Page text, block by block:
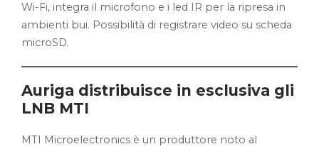
Wi-Fi, integra il microfono e i led IR per la ripresa in
ambienti bui. Possibilità di registrare video su scheda
microSD.
Auriga distribuisce in esclusiva gli
LNB MTI
MTI Microelectronics è un produttore noto al